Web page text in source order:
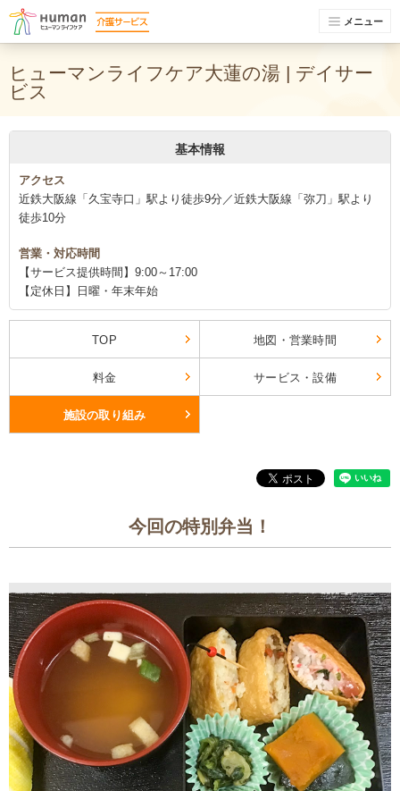
メニュー
ヒューマンライフケア大蓮の湯 | デイサー
ビス
基本情報
アクセス
近鉄大阪線「久宝寺口」駅より徒歩9分／近鉄大阪線「弥刀」駅より
徒歩10分
営業・対応時間
【サービス提供時間】9:00～17:00
【定休日】日曜・年末年始
TOP 地図・営業時間
料金 サービス・設備
施設の取り組み
今回の特別弁当！